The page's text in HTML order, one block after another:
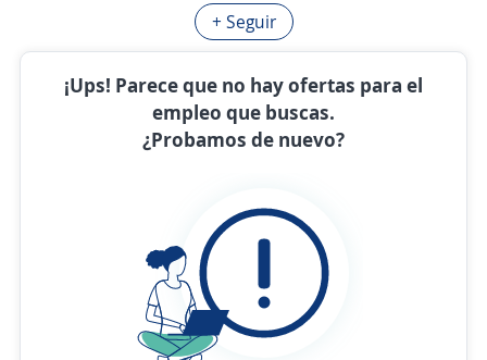
+ Seguir
¡Ups! Parece que no hay ofertas para el
empleo que buscas.
¿Probamos de nuevo?